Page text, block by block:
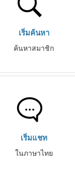
เริ่มค้นหา
ค้นหาสมาชิก
เริ่มแชท
ในภาษาไทย